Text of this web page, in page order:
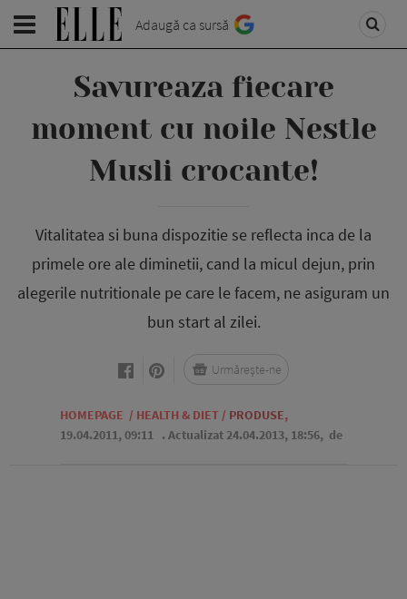
Adaugă ca sursă
Savureaza fiecare
moment cu noile Nestle
Musli crocante!
Vitalitatea si buna dispozitie se reflecta inca de la
primele ore ale diminetii, cand la micul dejun, prin
alegerile nutritionale pe care le facem, ne asiguram un
bun start al zilei.
HOMEPAGE / HEALTH & DIET/ PRODUSE,
19.04.2011, 09:11 . Actualizat 24.04.2013, 18:56, de
Urmărește-ne